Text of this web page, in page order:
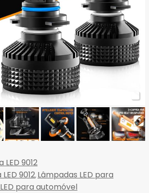
LED 9012
9012, Lâmpadas LED para
para automóvel